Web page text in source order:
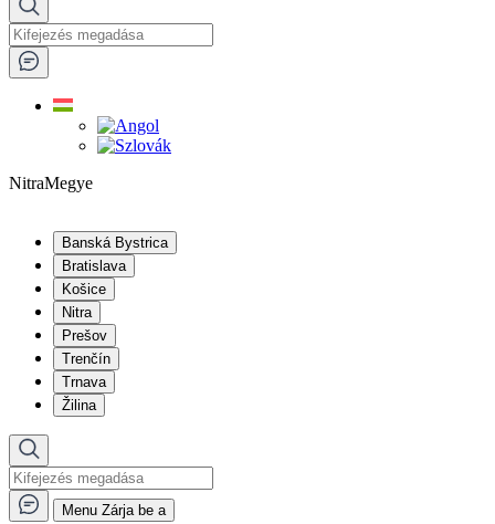
NitraMegye
Banská Bystrica
Bratislava
Košice
Nitra
Prešov
Trenčín
Trnava
Žilina
Menu Zárja be a